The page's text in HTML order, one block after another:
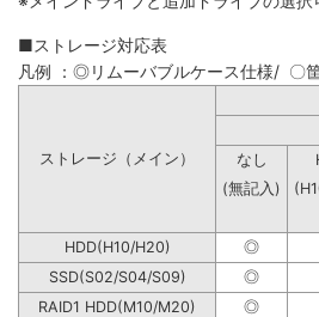
■ストレージ対応表
凡例 ：◎リムーバブルケース仕様/ 〇
ストレージ（メイン）
なし
(無記入)
HDD(H10/H20) ◎
SSD(S02/S04/S09)
◎
RAID1 HDD(M10/M20)
◎